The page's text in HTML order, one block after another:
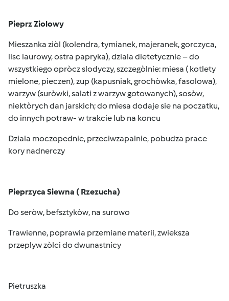
Pieprz Ziolowy
Mieszanka ziòl (kolendra, tymianek, majeranek, gorczyca,
lisc laurowy, ostra papryka), dziala dietetycznie – do
wszystkiego opròcz slodyczy, szczegòlnie: miesa ( kotlety
mielone, pieczen), zup (kapusniak, grochòwka, fasolowa),
warzyw (suròwki, salati z warzyw gotowanych), sosòw,
niektòrych dan jarskich; do miesa dodaje sie na poczatku,
do innych potraw- w trakcie lub na koncu
Dziala moczopednie, przeciwzapalnie, pobudza prace
kory nadnerczy
Pieprzyca Siewna ( Rzezucha)
Do seròw, befsztykòw, na surowo
Trawienne, poprawia przemiane materii, zwieksza
przeplyw zòlci do dwunastnicy
Pietruszka